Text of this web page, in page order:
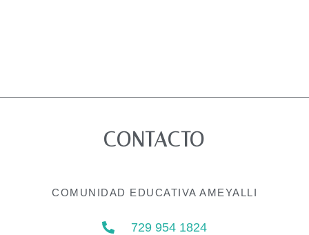
CONTACTO
COMUNIDAD EDUCATIVA AMEYALLI
729 954 1824